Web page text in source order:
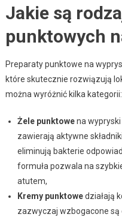
Jakie są
punktowych
Preparaty punktowe na
które skutecznie rozwiązują
można wyróżnić kilka kategorii:
Żele punktowena wypryski
zawierają aktywne
eliminują bakterie
formuła pozwala na
atutem,
Kremy punktowedziałają
zazwyczaj wzbogacone